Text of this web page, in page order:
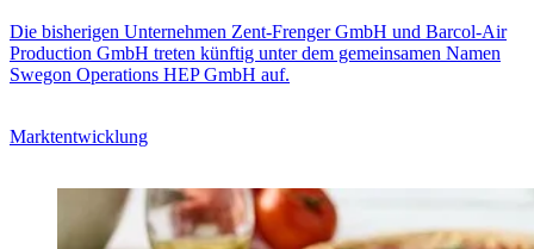
Die bisherigen Unternehmen Zent-Frenger GmbH und Barcol-Air
Production GmbH treten künftig unter dem gemeinsamen Namen
Swegon Operations HEP GmbH auf.
Marktentwicklung